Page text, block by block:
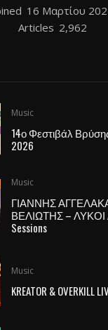
16 Μαρτίου
Articles 2,962
Music
14ο Φεστιβάλ
2026
Music
ΓΙΑΝΝΗΣ
ΒΕΛΙΩΤΗΣ – ΛΥΚΟΙ
Sessions
Music
KREATOR & OVERKILL